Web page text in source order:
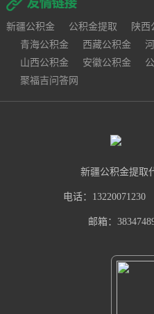
新疆公积金 公积金提取 陕西
青海公积金
西藏公积金
山西公积金
安徽公积金
聚福吉问答网
新疆公积金提取
电话：13220071230
邮箱：